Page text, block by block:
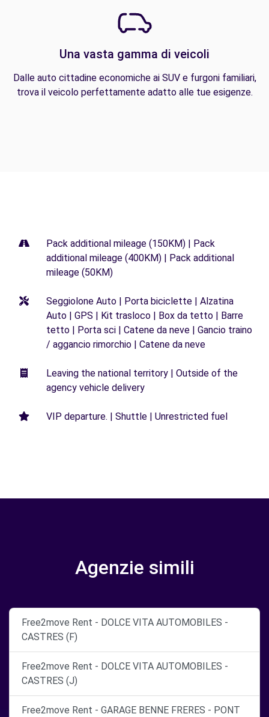
Una vasta gamma di veicoli
Dalle auto cittadine economiche ai SUV e furgoni familiari,
trova il veicolo perfettamente adatto alle tue esigenze.
Pack additional mileage (150KM) | Pack
additional mileage (400KM) | Pack additional
mileage (50KM)
Seggiolone Auto | Porta biciclette | Alzatina
Auto | GPS | Kit trasloco | Box da tetto | Barre
tetto | Porta sci | Catene da neve | Gancio traino
/ aggancio rimorchio | Catene da neve
Leaving the national territory | Outside of the
agency vehicle delivery
VIP departure. | Shuttle | Unrestricted fuel
Agenzie simili
Free2move Rent - DOLCE VITA AUTOMOBILES -
CASTRES (F)
Free2move Rent - DOLCE VITA AUTOMOBILES -
CASTRES (J)
Free2move Rent - GARAGE BENNE FRERES - PONT